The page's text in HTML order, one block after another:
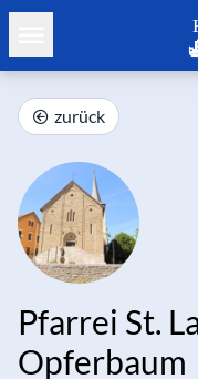
zurück
Pfarrei St.
Opferbaum